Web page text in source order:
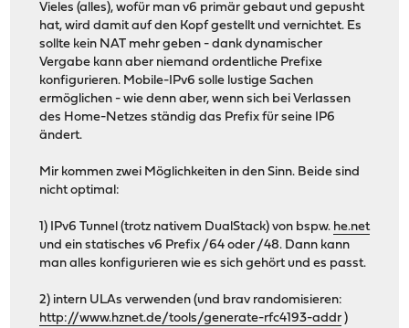
Vieles (alles), wofür man v6 primär gebaut und gepusht
hat, wird damit auf den Kopf gestellt und vernichtet. Es
sollte kein NAT mehr geben - dank dynamischer
Vergabe kann aber niemand ordentliche Prefixe
konfigurieren. Mobile-IPv6 solle lustige Sachen
ermöglichen - wie denn aber, wenn sich bei Verlassen
des Home-Netzes ständig das Prefix für seine IP6
ändert.
Mir kommen zwei Möglichkeiten in den Sinn. Beide sind
nicht optimal:
1) IPv6 Tunnel (trotz nativem DualStack) von bspw. he.net
und ein statisches v6 Prefix /64 oder /48. Dann kann
man alles konfigurieren wie es sich gehört und es passt.
2) intern ULAs verwenden (und brav randomisieren:
http://www.hznet.de/tools/generate-rfc4193-addr )